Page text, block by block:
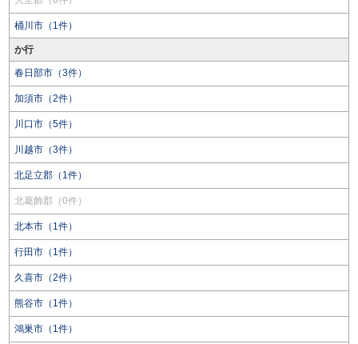
桶川市（1件）
か行
春日部市（3件）
加須市（2件）
川口市（5件）
川越市（3件）
北足立郡（1件）
北葛飾郡（0件）
北本市（1件）
行田市（1件）
久喜市（2件）
熊谷市（1件）
鴻巣市（1件）